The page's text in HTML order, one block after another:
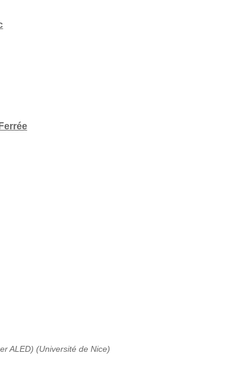
ALED) (Université de Nice)